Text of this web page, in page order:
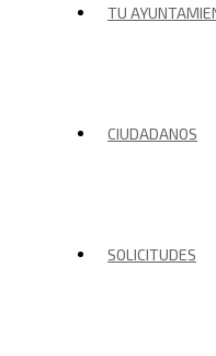
TU
CIUDADANOS
SOLICITUDES